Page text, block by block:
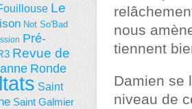
nous
tiennent
Damien se
niveau de
Le
Not So'Bad
Pré-
Revue de
Ronde
Saint
Saint Galmier